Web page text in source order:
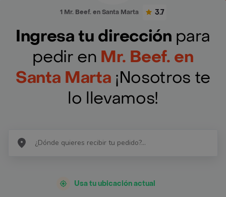
1 Mr. Beef. en Santa Marta 3.7
Ingresa tu dirección para
pedir en Mr. Beef. en
Santa Marta ¡Nosotros te
lo llevamos!
Usa tu ubicación actual